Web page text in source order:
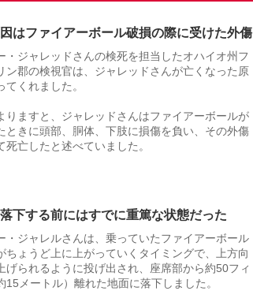
はファイアーボール破損の際に受けた外傷
・ジャレッドさんの検死を担当したオハイオ州フ
ン郡の検視官は、ジャレッドさんが亡くなった原
てくれました。
りますと、ジャレッドさんはファイアーボールが
ときに頭部、胴体、下肢に損傷を負い、その外傷
死亡したと述べていました。
下する前にはすでに重篤な状態だった
・ジャレルさんは、乗っていたファイアーボール
ちょうど上に上がっていくタイミングで、上方向
げられるように投げ出され、座席部から約50フィ
15メートル）離れた地面に落下しました。